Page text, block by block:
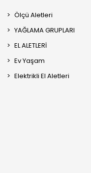
Ölçü Aletleri
YAĞLAMA GRUPLARI
EL ALETLERİ
Ev Yaşam
Elektrikli El Aletleri